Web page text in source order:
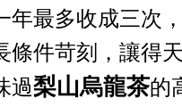
年最多收成三次
條件苛刻，讓得
過梨山烏龍茶的